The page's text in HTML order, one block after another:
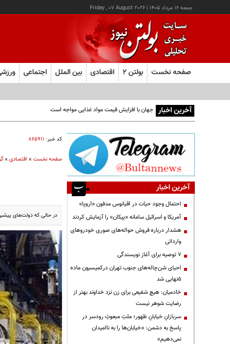
جمعه ۱۶ مرداد ۱۴۰۵ |
Friday , 07 August 2026
صفحه نخست بولتن ۲ اقتصادی بین الملل اجتماعی
آخرین اخبار
کد خبر: ۸۶۵۹۱۱
صفحه نخست» اقتصادی»
در حالی که دولت‌های
آخرین اخبار
احتمال وجود حیات در اقیانوس مدفون «اروپا»
آمریکا و اسرائیل سامانه «پیکان» را آزمایش کردند
هشدار درباره فروش حواله‌های صوری خودروهای
وارداتی
۷ توصیه برای آغاز نویسندگی
احیای شن‌چاله‌های جنوب تهران درکمیسیون ماده
۵نهایی شد
خادمیان: هیچ شفیعی برای زن نزد خداوند بهتر از
رضایت شوهر نیست
سربازانِ خیابانِ ظهور؛ ملتِ مبعوثِ رودسر در
پاسخ به دشمن: «خیابان‌ها را به ناامیدان
نمی‌دهیم»